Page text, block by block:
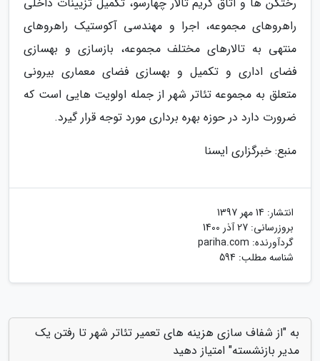
راهروهای مجموعه، اجرا و مهندسی آکوستیک راهروهای
منتهی به تالارهای مختلف مجموعه، بازسازی و بهسازی
فضای اداری و تکمیل و بهسازی فضای معماری بیرونی
متعلق به مجموعه تئاتر شهر از جمله اولویت هایی است که
ضرورت دارد در حوزه بهره برداری مورد توجه قرار گیرد.
منبع: خبرگزاری ایسنا
انتشار: 14 مهر 1397
بروزرسانی: 27 آذر 1400
گردآورنده: pariha.com
شناسه مطلب: 594
به "از شفاف سازی هزینه های تعمیر تئاتر شهر تا رفتن یک
مدیر بازنشسته" امتیاز دهید